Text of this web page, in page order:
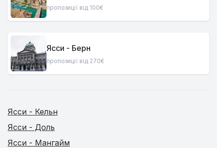
пропозиції від 100€
Ясси - Берн
пропозиції від 270€
Ясси - Кельн
Ясси - Доль
Ясси - Мангайм